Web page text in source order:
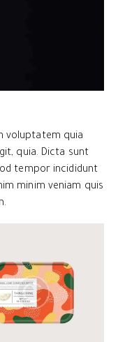
voluptatem quia
quia. Dicta sunt
tempor incididunt
minim veniam quis